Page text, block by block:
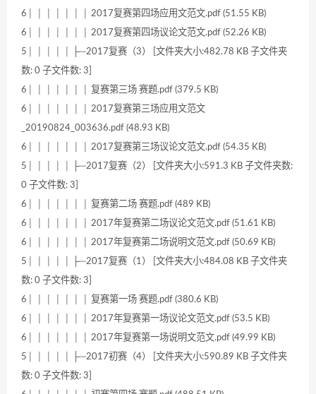
6│ │ │ │ │ │ │ 2017复赛第四场应用文范文.pdf (51.55 KB)
6│ │ │ │ │ │ │ 2017复赛第四场议论文范文.pdf (52.26 KB)
5│ │ │ │ │ ├─2017复赛（3） [文件夹大小:482.78 KB 子文件夹
数: 0 子文件数: 3]
6│ │ │ │ │ │ │ 复赛第三场 赛题.pdf (379.5 KB)
6│ │ │ │ │ │ │ 2017复赛第三场应用文范文
_20190824_003636.pdf (48.93 KB)
6│ │ │ │ │ │ │ 2017复赛第三场议论文范文.pdf (54.35 KB)
5│ │ │ │ │ ├─2017复赛（2） [文件夹大小:591.3 KB 子文件夹数:
0 子文件数: 3]
6│ │ │ │ │ │ │ 复赛第二场 赛题.pdf (489 KB)
6│ │ │ │ │ │ │ 2017年复赛第二场议论文范文.pdf (51.61 KB)
6│ │ │ │ │ │ │ 2017年复赛第二场说明文范文.pdf (50.69 KB)
5│ │ │ │ │ ├─2017复赛（1） [文件夹大小:484.08 KB 子文件夹
数: 0 子文件数: 3]
6│ │ │ │ │ │ │ 复赛第一场 赛题.pdf (380.6 KB)
6│ │ │ │ │ │ │ 2017年复赛第一场议论文范文.pdf (53.5 KB)
6│ │ │ │ │ │ │ 2017年复赛第一场说明文范文.pdf (49.99 KB)
5│ │ │ │ │ ├─2017初赛（4） [文件夹大小:590.89 KB 子文件夹
数: 0 子文件数: 3]